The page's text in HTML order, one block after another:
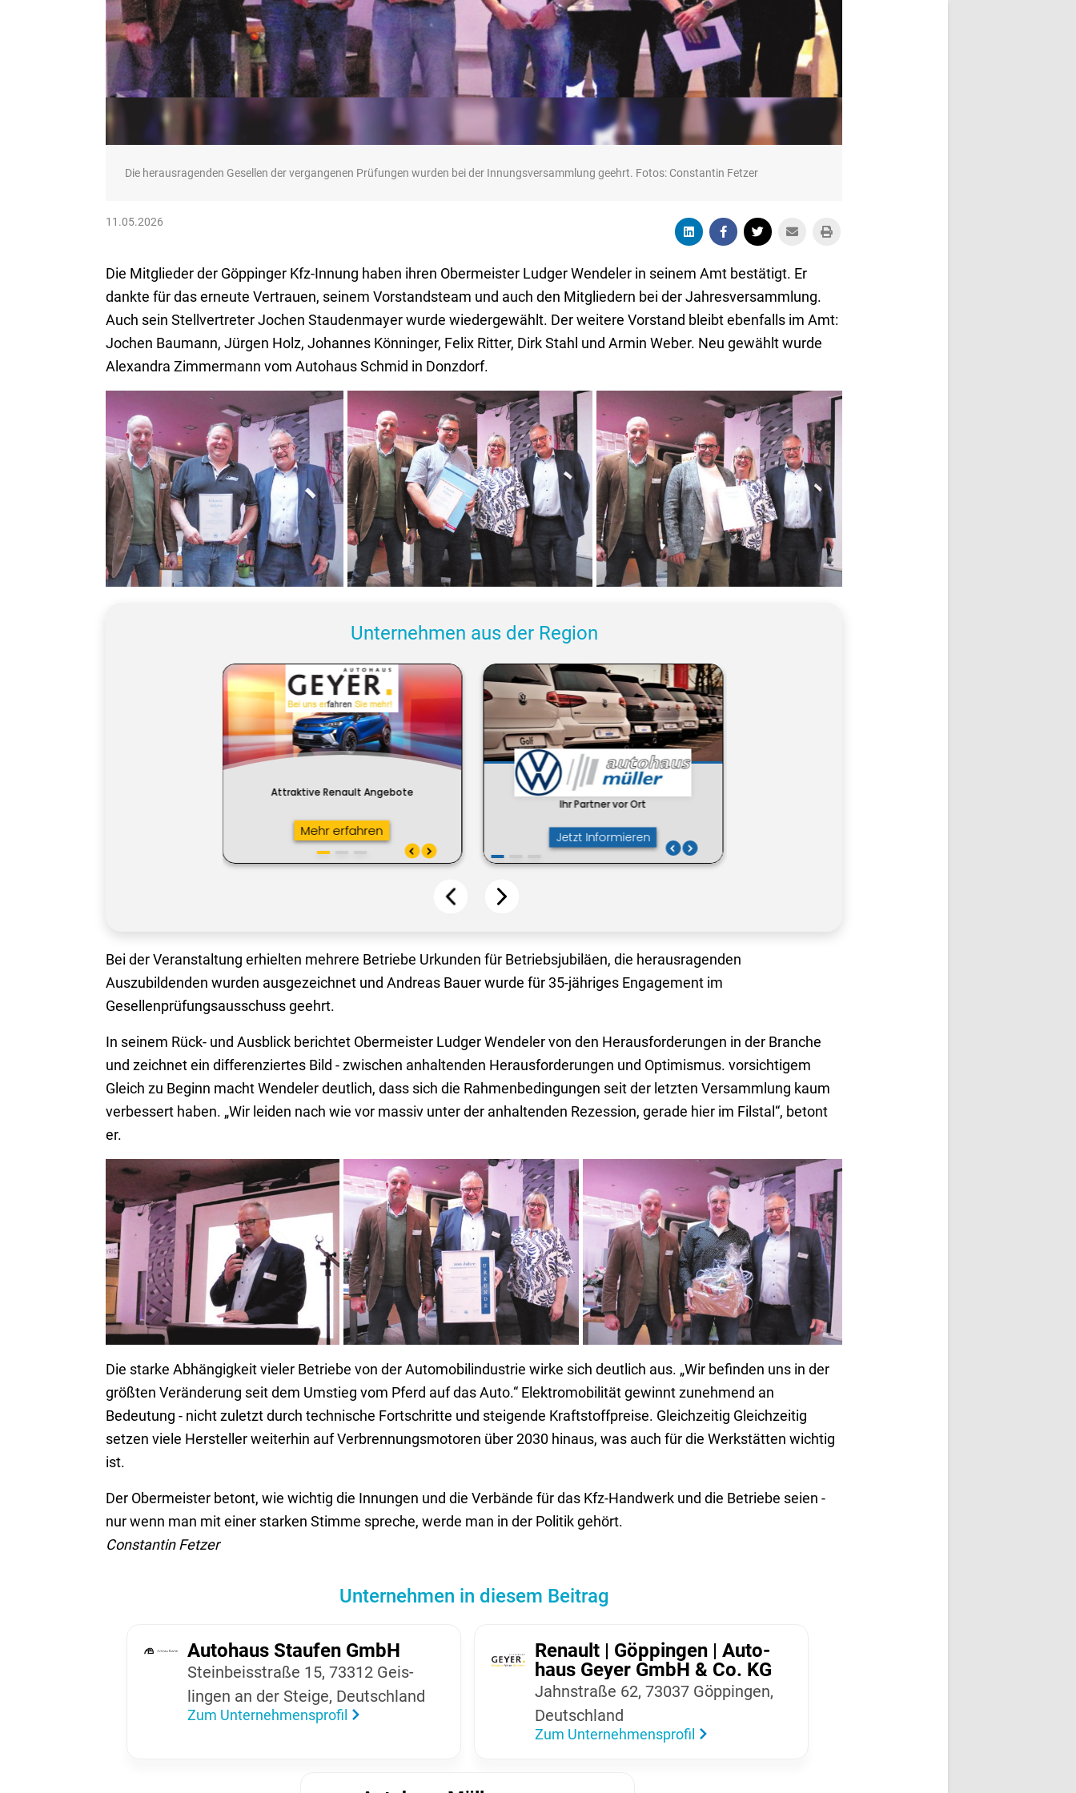
Die herausragenden Gesellen der vergangenen Prüfungen wurden bei der Innungsversammlung geehrt. Fotos: Constantin Fetzer
11.05.2026
Die Mitglieder der Göppinger Kfz-Innung haben ihren Obermeister Ludger Wendeler in seinem Amt bestätigt. Er
dankte für das erneute Vertrauen, seinem Vorstandsteam und auch den Mitgliedern bei der Jahresversammlung.
Auch sein Stellvertreter Jochen Staudenmayer wurde wiedergewählt. Der weitere Vorstand bleibt ebenfalls im Amt:
Jochen Baumann, Jürgen Holz, Johannes Könninger, Felix Ritter, Dirk Stahl und Armin Weber. Neu gewählt wurde
Alexandra Zimmermann vom Autohaus Schmid in Donzdorf.
50 Jahre Vollmer Automobile in
Ebersbach.
50 Jahre Autohaus Wilhelm Maier in
Kuchen.
75 Jahre Autohaus Ratzel aus Zell u. A.
Unternehmen aus der Region
Bei der Veranstaltung erhielten mehrere Betriebe Urkunden für Betriebsjubiläen, die herausragenden
Auszubildenden wurden ausgezeichnet und Andreas Bauer wurde für 35-jähriges Engagement im
Gesellenprüfungsausschuss geehrt.
In seinem Rück- und Ausblick berichtet Obermeister Ludger Wendeler von den Herausforderungen in der Branche
und zeichnet ein differenziertes Bild - zwischen anhaltenden Herausforderungen und Optimismus. vorsichtigem
Gleich zu Beginn macht Wendeler deutlich, dass sich die Rahmenbedingungen seit der letzten Versammlung kaum
verbessert haben. „Wir leiden nach wie vor massiv unter der anhaltenden Rezession, gerade hier im Filstal“, betont
er.
Obermeister Ludger Wendeler wurde in
seinem Amt bestätigt.
100 Jahre Autohaus Burger Schloz in
Uhingen.
Seit 35 Jahren ist Andreas Bauer (Mitte) im
Gesellenprüfungssausschuss.
Die starke Abhängigkeit vieler Betriebe von der Automobilindustrie wirke sich deutlich aus. „Wir befinden uns in der
größten Veränderung seit dem Umstieg vom Pferd auf das Auto.“ Elektromobilität gewinnt zunehmend an
Bedeutung - nicht zuletzt durch technische Fortschritte und steigende Kraftstoffpreise. Gleichzeitig Gleichzeitig
setzen viele Hersteller weiterhin auf Verbrennungsmotoren über 2030 hinaus, was auch für die Werkstätten wichtig
ist.
Der Obermeister betont, wie wichtig die Innungen und die Verbände für das Kfz-Handwerk und die Betriebe seien -
nur wenn man mit einer starken Stimme spreche, werde man in der Politik gehört.
Constantin Fetzer
Unternehmen in diesem Beitrag
Auto­haus Staufen GmbH
Stein­beis­straße 15, 73312 Geis­
lingen an der Steige, Deutsch­land
Zum Unternehmensprofil
Renault | Göppingen | Auto­
haus Geyer GmbH & Co. KG
Jahn­straße 62, 73037 Göppingen,
Deutsch­land
Zum Unternehmensprofil